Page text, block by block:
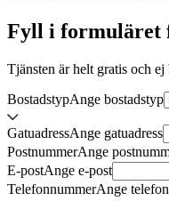
Fyll i formuläret
Tjänsten är helt gratis och ej
BostadstypAnge bostadstyp
GatuadressAnge gatuadress
PostnummerAnge
E-postAnge e-post
TelefonnummerAnge